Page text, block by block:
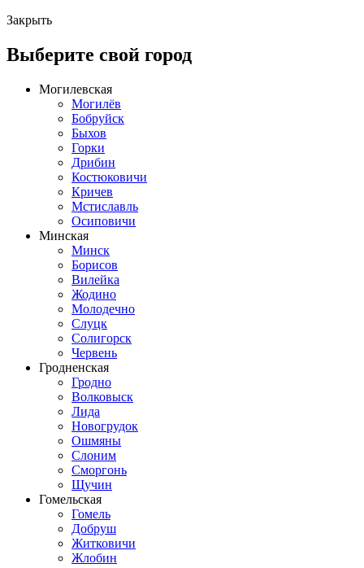
Закрыть
Выберите свой город
Могилевская
Могилёв
Бобруйск
Быхов
Горки
Дрибин
Костюковичи
Кричев
Мстиславль
Осиповичи
Минская
Минск
Борисов
Вилейка
Жодино
Молодечно
Слуцк
Солигорск
Червень
Гродненская
Гродно
Волковыск
Лида
Новогрудок
Ошмяны
Слоним
Сморгонь
Щучин
Гомельская
Гомель
Добруш
Житковичи
Жлобин